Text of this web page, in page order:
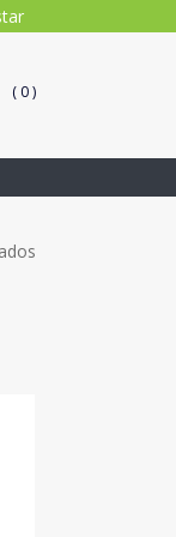
( 0 )